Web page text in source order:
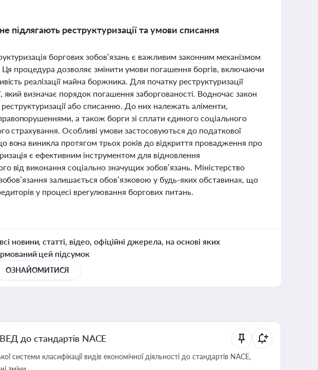
підлягають реструктуризації та умови списання
боргових зобов’язань є важливим законним механізмом
Ця процедура дозволяє змінити умови погашення боргів, включаючи
реалізації майна боржника. Для початку реструктуризації
який визначає порядок погашення заборгованості. Водночас закон
реструктуризації або списанню. До них належать аліменти,
а також борги зі сплати єдиного соціального
страхування. Особливі умови застосовуються до податкової
вона виникла протягом трьох років до відкриття провадження про
є ефективним інструментом для відновлення
від виконання соціально значущих зобов’язань. Міністерство
залишається обов’язковою у будь-яких обставинах, що
у процесі врегулювання боргових питань.
новини, статті, відео, офіційні джерела, на основі яких
цей підсумок
ОЗНАЙОМИТИСЯ
до стандартів NACE
системи класифікації видів економічної діяльності до стандартів NACE,